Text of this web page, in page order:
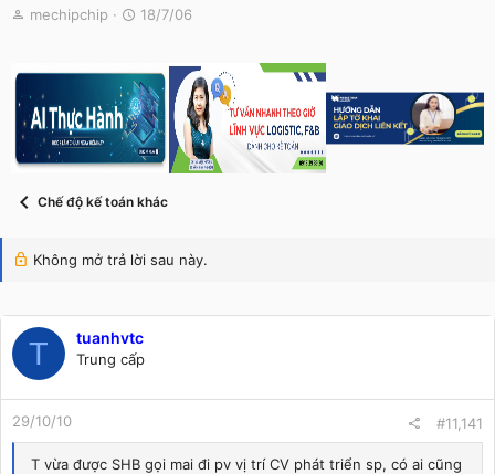
T
e
a
d
s
a
mechipchip
N
y
g
ử
i
18/7/06
Chế độ kế toán khác
Không mở trả lời sau này.
T tuanhvtc
Trung cấp
29/10/10 #11,141
T vừa được SHB gọi mai đi pv vị trí CV phát triển sp, có ai cũng